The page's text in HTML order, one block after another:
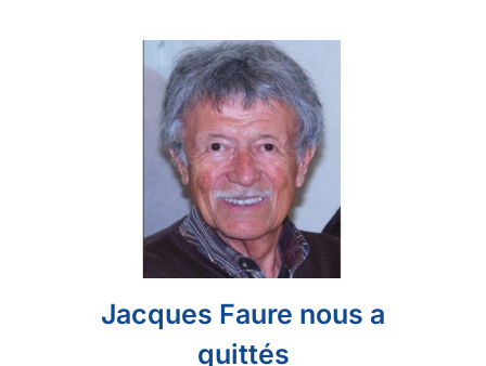
Jacques Faure nous a
quittés